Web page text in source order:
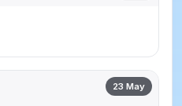
23 May